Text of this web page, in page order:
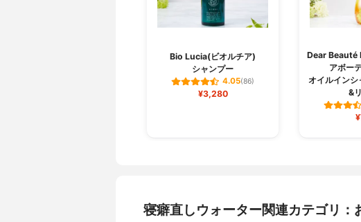
Bio Lucia(ビオルチア)
シャンプー
4.05(86)
¥3,280
Dear Beauté
アボー
オイルイン
&
寝癖直しウォーター関連カテゴリ：